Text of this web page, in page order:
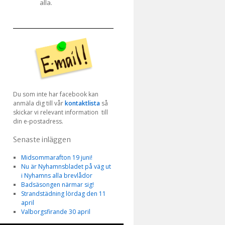
alla.
Du som inte har facebook kan
anmäla dig till vårkontaktlista så
skickar vi relevant information till
din e-postadress.
Senaste inläggen
Midsommarafton 19 juni!
Nu är Nyhamnsbladet på väg ut
i Nyhamns alla brevlådor
Badsäsongen närmar sig!
Strandstädning lördag den 11
april
Valborgsfirande 30 april